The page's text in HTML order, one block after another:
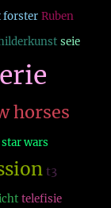
forster Ruben
seie
horses
star wars
t3
telefisie